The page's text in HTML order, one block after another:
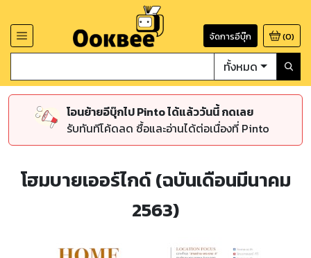
จัดการอีบุ๊ก (0)
ทั้งหมด
โอนย้ายอีบุ๊กไป Pinto ได้แล้ววันนี้ กดเลย
รับทันทีโค้ดลด ซื้อและอ่านได้ต่อเนื่องที่ Pinto
โฮมบายเออร์ไกด์ (ฉบันเดือนมีนาคม
2563)